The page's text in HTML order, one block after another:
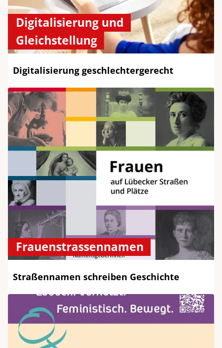
Digitalisierung und
Gleichstellung
Digitalisierung geschlechtergerecht
Frauenstrassennamen
Straßennamen schreiben Geschichte